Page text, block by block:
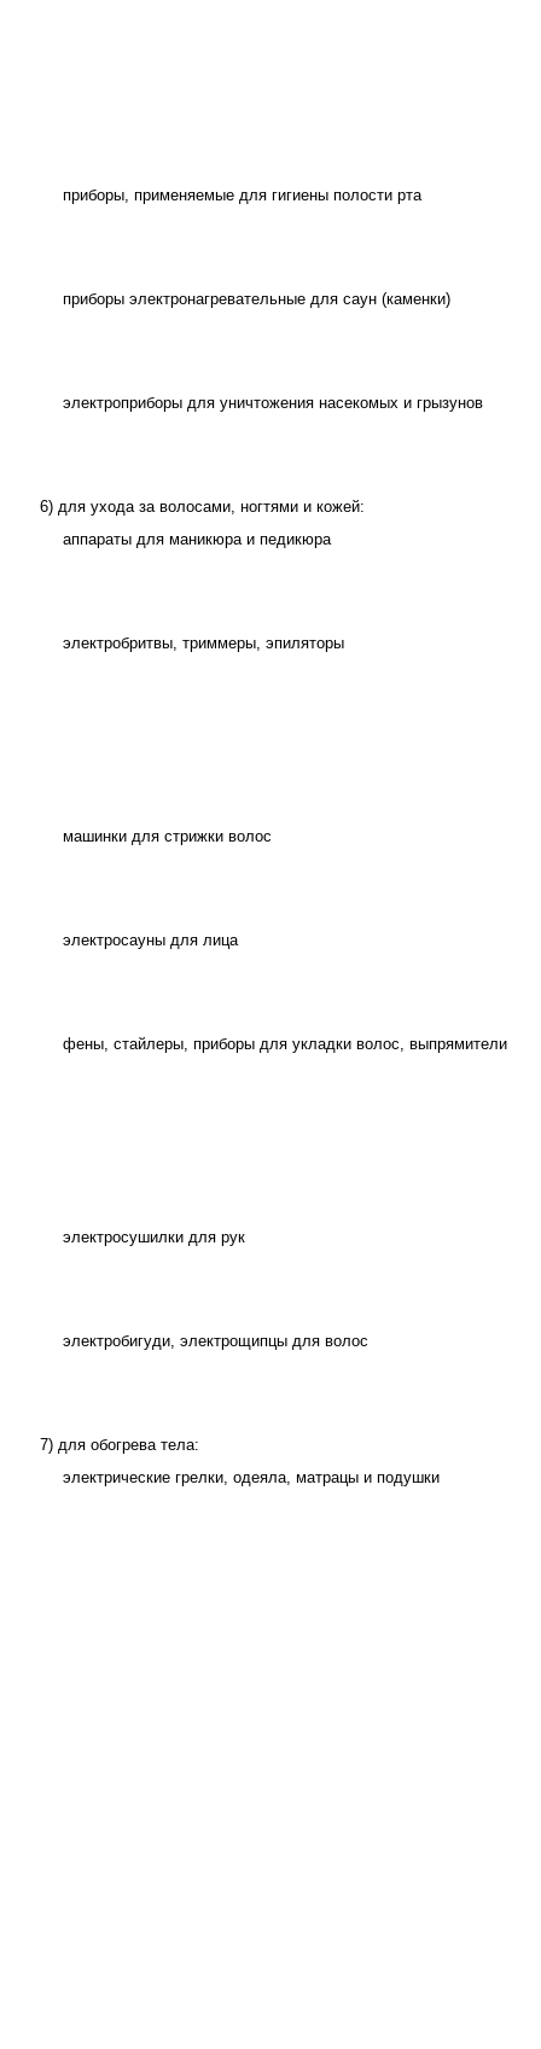
приборы, применяемые для гигиены полости рта
приборы электронагревательные для саун (каменки)
электроприборы для уничтожения насекомых и грызунов
6) для ухода за волосами, ногтями и кожей:
аппараты для маникюра и педикюра
электробритвы, триммеры, эпиляторы
машинки для стрижки волос
электросауны для лица
фены, стайлеры, приборы для укладки волос, выпрямители
электросушилки для рук
электробигуди, электрощипцы для волос
7) для обогрева тела:
электрические грелки, одеяла, матрацы и подушки